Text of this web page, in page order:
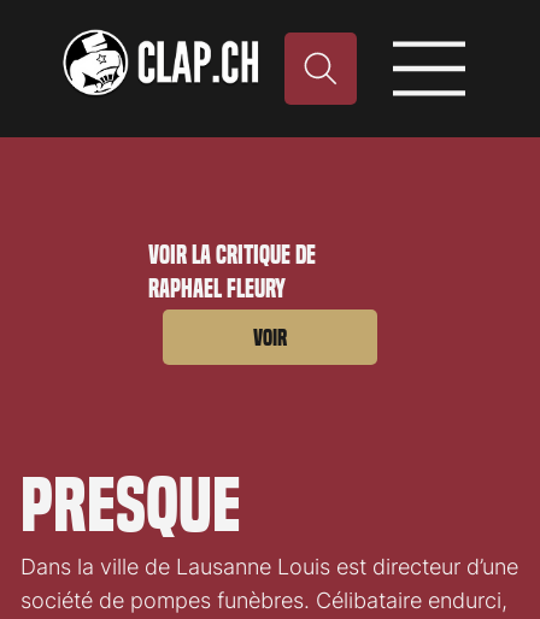
Voir la critique de
Raphael Fleury
Voir
Presque
Dans la ville de Lausanne Louis est directeur d’une
société de pompes funèbres. Célibataire endurci,